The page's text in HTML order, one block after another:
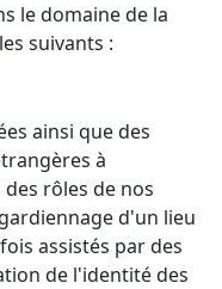
le domaine de la
suivants :
ainsi que des
à
rôles de nos
d'un lieu
assistés par des
de l'identité des